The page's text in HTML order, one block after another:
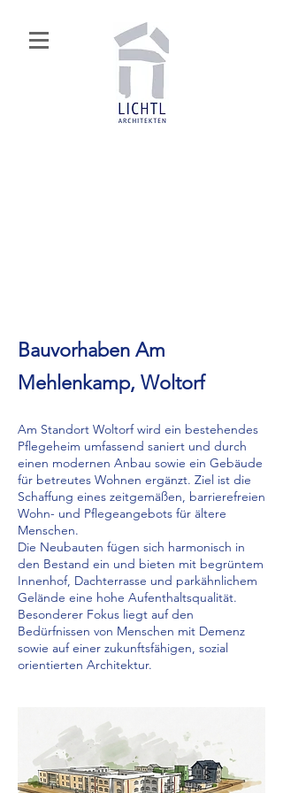
Bauvorhaben Am
Mehlenkamp, Woltorf
Am Standort Woltorf wird ein bestehendes
Pflegeheim umfassend saniert und durch
einen modernen Anbau sowie ein Gebäude
für betreutes Wohnen ergänzt. Ziel ist die
Schaffung eines zeitgemäßen, barrierefreien
Wohn- und Pflegeangebots für ältere
Menschen.
Die Neubauten fügen sich harmonisch in
den Bestand ein und bieten mit begrüntem
Innenhof, Dachterrasse und parkähnlichem
Gelände eine hohe Aufenthaltsqualität.
Besonderer Fokus liegt auf den
Bedürfnissen von Menschen mit Demenz
sowie auf einer zukunftsfähigen, sozial
orientierten Architektur.